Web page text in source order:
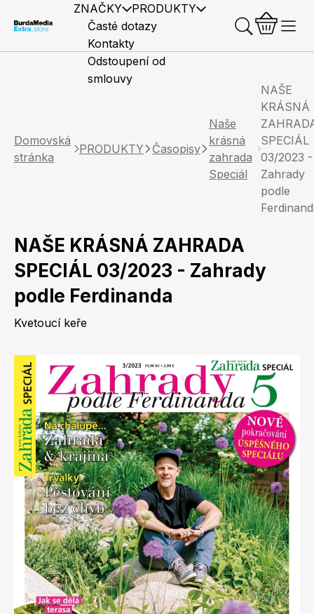
ZNAČKY PRODUKTY
Apetit
Svět ženy
Burda Style
Elle Decoration
Marianne Bydlení
Marianne Venkov & styl
Předplatné časopisů Časopisy
Knihy Merch
Časté dotazy
Kontakty
Odstoupení od
smlouvy
Domovská
stránka
PRODUKTY Časopisy
Naše
krásná
zahrada
Speciál
NAŠE
KRÁSNÁ
SPECIÁL
03/2023 -
Zahrady
podle
NAŠE KRÁSNÁ ZAHRADA
SPECIÁL 03/2023 - Zahrady
podle Ferdinanda
Kvetoucí keře